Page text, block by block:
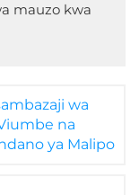
mauzo kwa
wa
na
ya Malipo